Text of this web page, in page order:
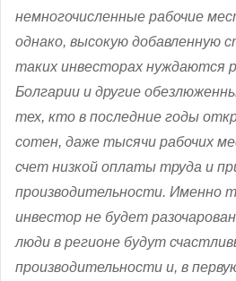
немногочисленные рабочие
однако, высокую добавленную
таких инвесторах нуждаются
Болгарии и другие
тех, кто в последние годы
сотен, даже тысячи рабочих
счет низкой оплаты труда и
производительности. Именно
инвестор не будет
люди в регионе будут
производительности и, в